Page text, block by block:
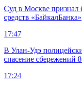
Суд в Москве признал
средств «БайкалБанка»
17:47
В Улан-Удэ
спасение сбережений
17:24